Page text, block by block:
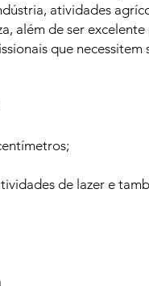
atividades
além de ser excelente
que necessitem
de lazer e